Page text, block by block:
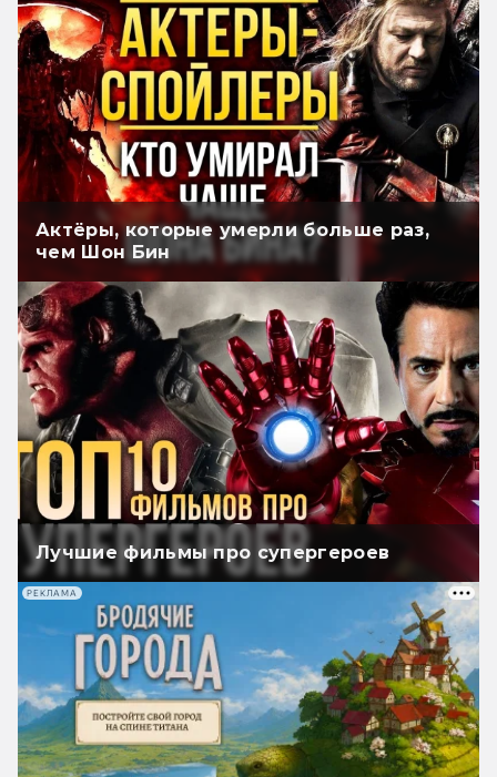
Актёры, которые умерли больше раз,
чем Шон Бин
Лучшие фильмы про супергероев
РЕКЛАМА